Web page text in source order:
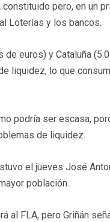
pero, en un
Loterías y los bancos.
euros) y Cataluña
liquidez, lo que
podría ser escasa,
de liquidez.
el jueves José
población.
al FLA, pero Griñán